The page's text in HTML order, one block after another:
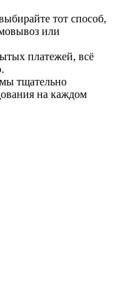
тот способ,
или
платежей, всё
тщательно
на каждом